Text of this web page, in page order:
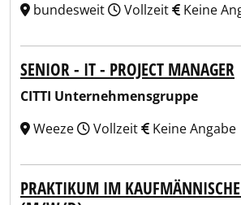
bundesweit
Vollzeit Keine
SENIOR - IT - PROJECT MANAGER
CITTI Unternehmensgruppe
Weeze
Vollzeit Keine Angabe
PRAKTIKUM IM